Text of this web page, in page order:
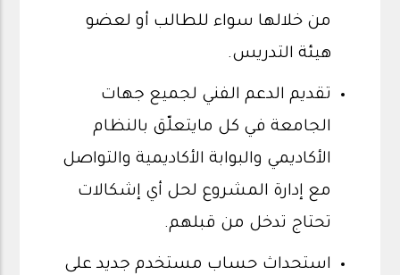
من خلالها سواء للطالب أو لعضو
هيئة التدريس.
تقديم الدعم الفني لجميع جهات
الجامعة في كل مايتعلّق بالنظام
الأكاديمي والبوابة الأكاديمية والتواصل
مع إدارة المشروع لحل أي إشكالات
تحتاج تدخل من قبلهم.
استحداث حساب مستخدم جديد على